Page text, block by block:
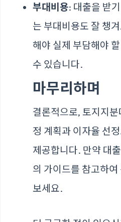
부대비용: 대출을 받
는 부대비용도 잘 챙
해야 실제 부담해야
수 있습니다.
마무리하며
결론적으로, 토지지
정 계획과 이자율 선
제공합니다. 만약 대
의 가이드를 참고하
보세요.